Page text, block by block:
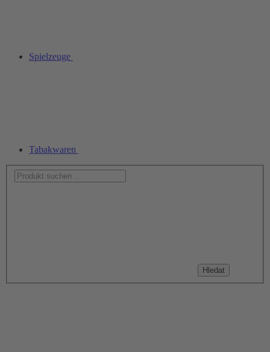
Spielzeuge
Tabakwaren
Hledat